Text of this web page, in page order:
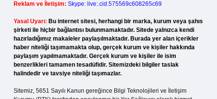
Reklam ve İletişim: Skype: live:.cid.575569c608265c69
Yasal Uyarı: Bu internet sitesi, herhangi bir marka, kurum veya şahıs
şirketi ile hiçbir bağlantısı bulunmamaktadır. Sitede yalnızca kendi
hazırladığımız makaleler paylaşılmaktadır. Burada yer alan içerikler
haber niteliği taşımamakta olup, gerçek kurum ve kişiler hakkında
paylaşım yapılmamaktadır. Gerçek kurum ve kişiler ile isim
benzerlikleri tamamen tesadüfidir. Sitemizdeki bilgiler taslak
halindedir ve tavsiye niteliği taşımazlar.
Sitemiz, 5651 Sayılı Kanun gereğince Bilgi Teknolojileri ve İletişim